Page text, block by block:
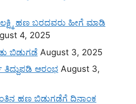
ಹಣ ಬರದವರು ಹೀಗೆ ಮಾಡಿ
4, 2025
ಬಿಡುಗಡೆ August 3, 2025
ತಿದ್ದುಪಡಿ ಆರಂಭ August 3,
ಹಣ ಬಿಡುಗಡೆಗೆ ದಿನಾಂಕ